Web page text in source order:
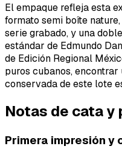
El empaque refleja esta
formato semi boîte
serie grabado, y una
estándar de Edmundo
de Edición Regional
puros cubanos,
conservada de este lote
Notas de cata
Primera impresión y